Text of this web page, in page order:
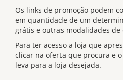
Os links de promoção podem
em quantidade de um
grátis e outras modalidades de
Para ter acesso a loja que
clicar na oferta que procura e
leva para a loja desejada.